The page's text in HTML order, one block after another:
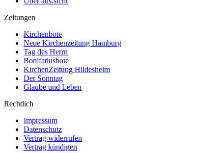
Zeitungen
Kirchenbote
Neue Kirchenzeitung Hamburg
Tag des Herrn
Bonifatiusbote
KirchenZeitung Hildesheim
Der Sonntag
Glaube und Leben
Rechtlich
Impressum
Datenschutz
Vertrag widerrufen
Vertrag kündigen